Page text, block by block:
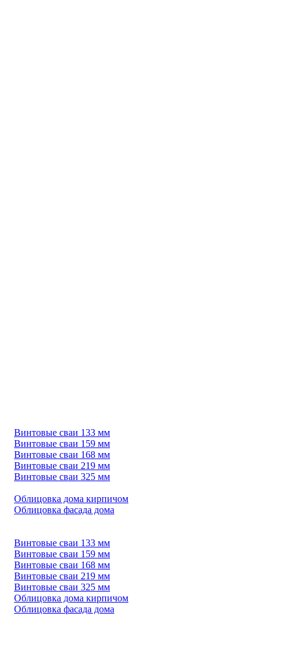
Винтовые сваи 133 мм
Винтовые сваи 159 мм
Винтовые сваи 168 мм
Винтовые сваи 219 мм
Винтовые сваи 325 мм
Облицовка дома кирпичом
Облицовка фасада дома
Винтовые сваи 133 мм
Винтовые сваи 159 мм
Винтовые сваи 168 мм
Винтовые сваи 219 мм
Винтовые сваи 325 мм
Облицовка дома кирпичом
Облицовка фасада дома